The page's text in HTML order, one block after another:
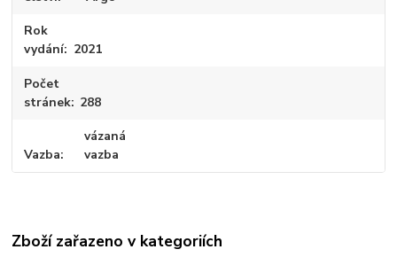
Rok
vydání
2021
Počet
stránek 288
Vazba
vázaná
vazba
Zboží zařazeno v kategoriích